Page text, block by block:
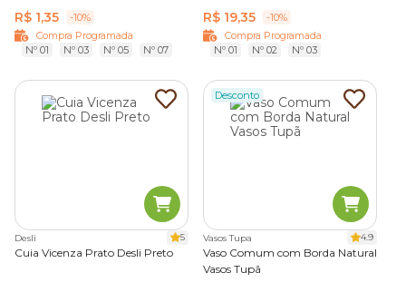
R$ 1,35
-10%
Compra Programada
Nº 01
Nº 03 Nº 05 Nº 07
R$ 19,35
-10%
Compra Programada
Nº 01
Nº 02 Nº 03
Desli 5
Cuia Vicenza Prato Desli Preto
Desconto
Vasos Tupa 4.9
Vaso Comum com Borda Natural
Vasos Tupã